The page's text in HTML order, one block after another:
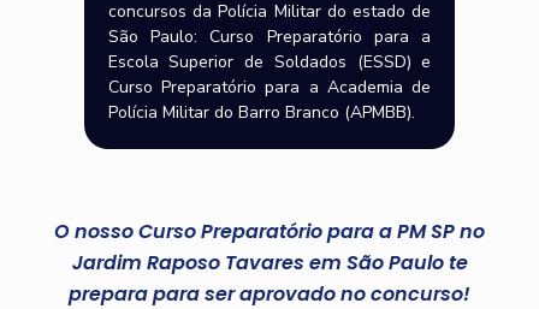
concursos da Polícia Militar do estado de
São Paulo: Curso Preparatório para a
Escola Superior de Soldados (ESSD) e
Curso Preparatório para a Academia de
Polícia Militar do Barro Branco (APMBB).
O nosso Curso Preparatório para a PM SP no
Jardim Raposo Tavares em São Paulo te
prepara para ser aprovado no concurso!